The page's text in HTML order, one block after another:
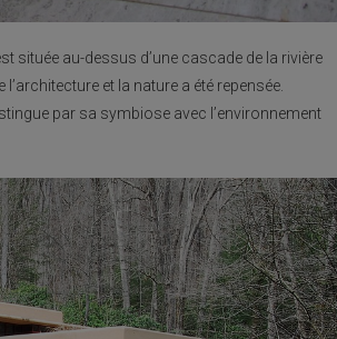
située au-dessus d’une cascade de la rivière
et la nature a été repensée.
par sa symbiose avec l’environnement